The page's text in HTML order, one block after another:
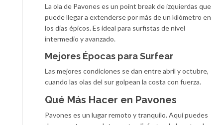
La ola de Pavones es un point break de izquierdas que
puede llegar a extenderse por más de un kilómetro en
los días épicos. Es ideal para surfistas de nivel
intermedio y avanzado.
Mejores Épocas para Surfear
Las mejores condiciones se dan entre abril y octubre,
cuando las olas del sur golpean la costa con fuerza.
Qué Más Hacer en Pavones
Pavones es un lugar remoto y tranquilo. Aquí puedes